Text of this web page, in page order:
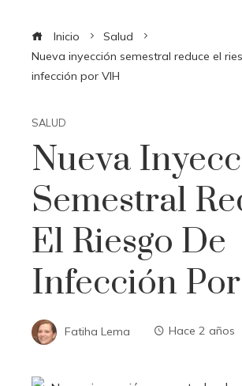
Inicio
Salud
Nueva inyección semestral reduce el
infección por VIH
SALUD
Nueva
Semestral
El Riesgo De
Infección
Fatiha Lema Hace 2 años